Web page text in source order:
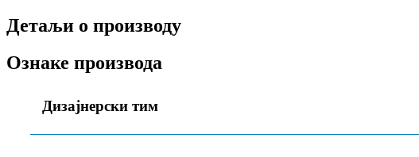
Детаљи о производу
Ознаке производа
Дизајнерски тим